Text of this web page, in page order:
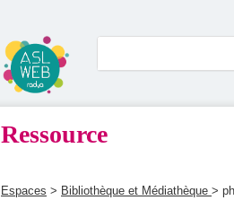
Ressource
Espaces > Bibliothèque et Médiathèque >